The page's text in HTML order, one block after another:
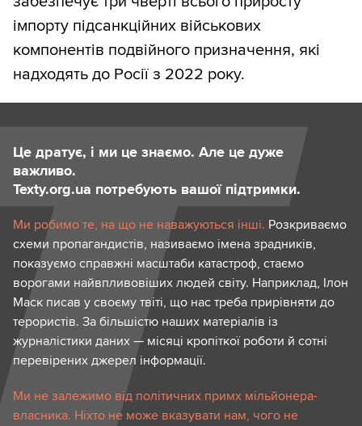
імпорту підсанкційних військових
компонентів подвійного призначення, які
надходять до Росії з 2022 року.
Це дратує, і ми це знаємо. Але це дуже
важливо.
Texty.org.ua потребують вашої підтримки.
Ми робимо те, на що не наважуються інші. Розкриваємо
схеми пропагандистів, називаємо імена зрадників,
показуємо справжні масштаби катастроф, стаємо
ворогами найвпливовіших людей світу. Наприклад, Ілон
Маск писав у своєму твіті, що нас треба прирівняти до
терористів. За більшістю наших матеріалів із
журналістики даних — місяці кропіткої роботи й сотні
перевірених джерел інформації.
Ми не залежимо від політичних примх мільйонера-
власника. Ніхто не може вказувати нам, чого не